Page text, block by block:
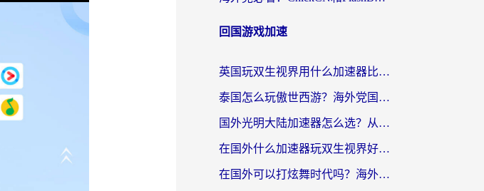
回国游戏加速
英国玩双生视界用什么加速器比较好？海外党亲测有效的国服游戏加速方案
泰国怎么玩傲世西游？海外党国服游戏加速终极攻略（附光明大陆量子特攻实测）
国外光明大陆加速器怎么选？从卡顿到丝滑的终极指南（含德国玩走开外星人墨西哥玩俄罗斯方块技巧）
在国外什么加速器玩双生视界好用？海外党亲测不踩坑的终极指南
在国外可以打炫舞时代吗？海外玩家国服游戏加速全攻略（附实测推荐）